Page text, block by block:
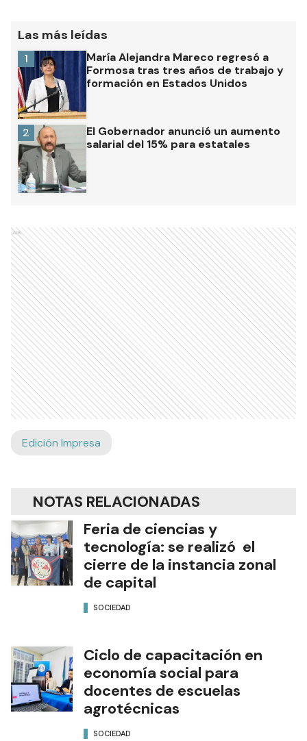
Las más leídas
María Alejandra Mareco regresó a
Formosa tras tres años de trabajo y
formación en Estados Unidos
1
El Gobernador anunció un aumento
salarial del 15% para estatales
2
Ads
Edición Impresa
NOTAS RELACIONADAS
Feria de ciencias y
tecnología: se realizó el
cierre de la instancia zonal
de capital
SOCIEDAD
Ciclo de capacitación en
economía social para
docentes de escuelas
agrotécnicas
SOCIEDAD